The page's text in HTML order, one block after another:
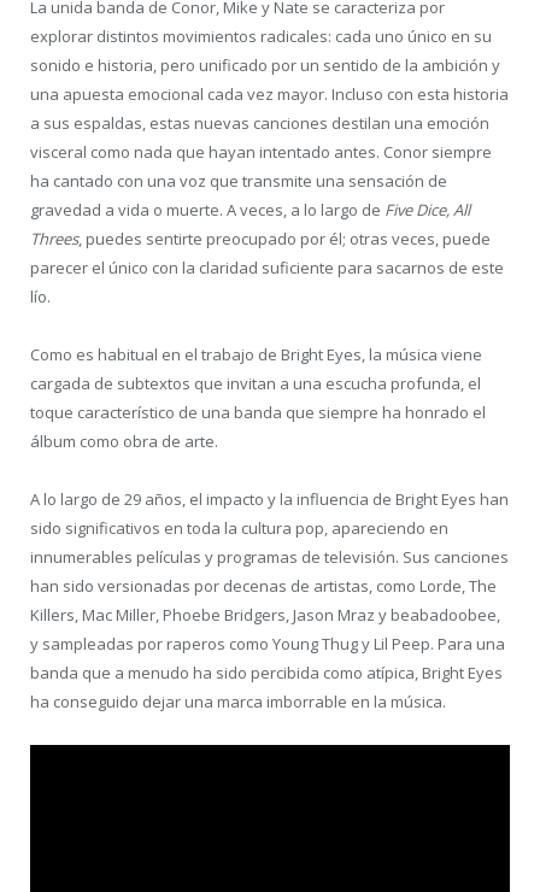
La unida banda de Conor, Mike y Nate se caracteriza por
explorar distintos movimientos radicales: cada uno único en su
sonido e historia, pero unificado por un sentido de la ambición y
una apuesta emocional cada vez mayor. Incluso con esta historia
a sus espaldas, estas nuevas canciones destilan una emoción
visceral como nada que hayan intentado antes. Conor siempre
ha cantado con una voz que transmite una sensación de
gravedad a vida o muerte. A veces, a lo largo de Five Dice, All
Threes, puedes sentirte preocupado por él; otras veces, puede
parecer el único con la claridad suficiente para sacarnos de este
lío.
Como es habitual en el trabajo de Bright Eyes, la música viene
cargada de subtextos que invitan a una escucha profunda, el
toque característico de una banda que siempre ha honrado el
álbum como obra de arte.
A lo largo de 29 años, el impacto y la influencia de Bright Eyes han
sido significativos en toda la cultura pop, apareciendo en
innumerables películas y programas de televisión. Sus canciones
han sido versionadas por decenas de artistas, como Lorde, The
Killers, Mac Miller, Phoebe Bridgers, Jason Mraz y beabadoobee,
y sampleadas por raperos como Young Thug y Lil Peep. Para una
banda que a menudo ha sido percibida como atípica, Bright Eyes
ha conseguido dejar una marca imborrable en la música.